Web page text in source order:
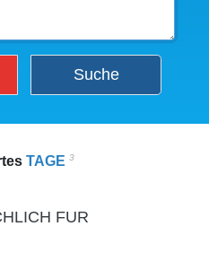
Suche
TAGE 3
FUR